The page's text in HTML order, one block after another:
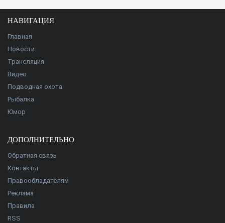
НАВИГАЦИЯ
Главная
Новости
Трансляция
Видео
Подводная охота
Рыбалка
Юмор
ДОПОЛНИТЕЛЬНО
Обратная связь
Контакты
Правообладателям
Реклама
Правила
RSS